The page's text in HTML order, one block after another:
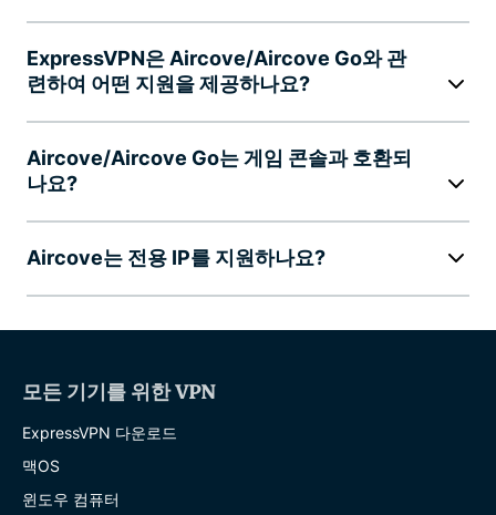
ExpressVPN은 Aircove/Aircove Go와 관
련하여 어떤 지원을 제공하나요?
Aircove/Aircove Go는 게임 콘솔과 호환되
나요?
Aircove는 전용 IP를 지원하나요?
모든 기기를 위한 VPN
ExpressVPN 다운로드
맥OS
윈도우 컴퓨터